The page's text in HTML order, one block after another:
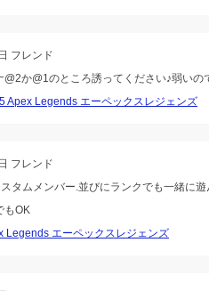
フレンド
@2か@1のところ誘ってください♪弱い
Apex Legends エーペックスレジェンズ
フレンド
タムメンバー.並びにランクでも一緒
もOK
Legends エーペックスレジェンズ